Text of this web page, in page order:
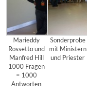
Marieddy
Rossetto und
Manfred Hill
1000 Fragen
= 1000
Antworten
Sonderprobe
mit Ministern
und Priester